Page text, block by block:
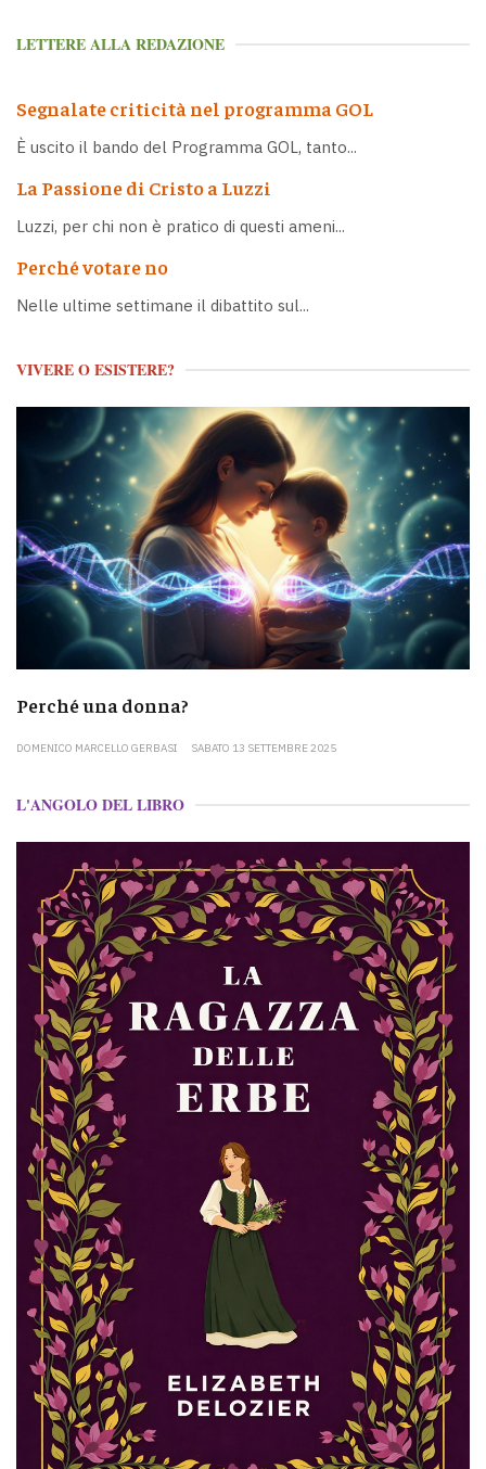
LETTERE ALLA REDAZIONE
Segnalate criticità nel programma GOL
È uscito il bando del Programma GOL, tanto...
La Passione di Cristo a Luzzi
Luzzi, per chi non è pratico di questi ameni...
Perché votare no
Nelle ultime settimane il dibattito sul...
VIVERE O ESISTERE?
Perché una donna?
DOMENICO MARCELLO GERBASI SABATO 13 SETTEMBRE 2025
L'ANGOLO DEL LIBRO